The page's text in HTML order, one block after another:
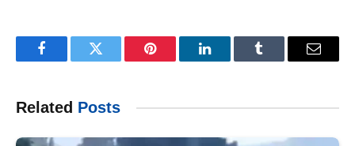
FacebookTwitter Pinterest LinkedInTumblr Email
Related Posts